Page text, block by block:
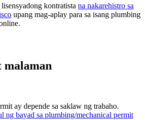
kontratista na nakarehistro sa
upang mag-aplay para sa isang plumbing
malaman
ay depende sa saklaw ng trabaho.
ng bayad sa plumbing/mechanical permit